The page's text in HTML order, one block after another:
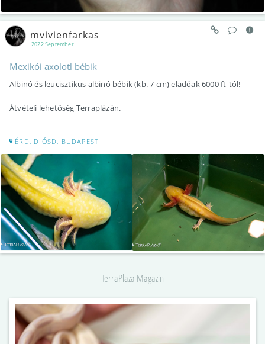
2022 September
mvivienfarkas
Mexikói axolotl bébik
Albinó és leucisztikus albinó bébik (kb. 7 cm) eladóak 6000 ft-tól!
Átvételi lehetőség Terraplázán.
ÉRD, DIÓSD, BUDAPEST
TerraPlaza Magazin